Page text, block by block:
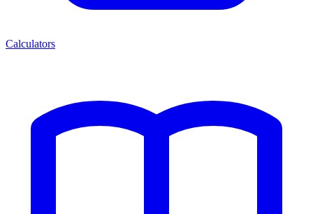
Calculators